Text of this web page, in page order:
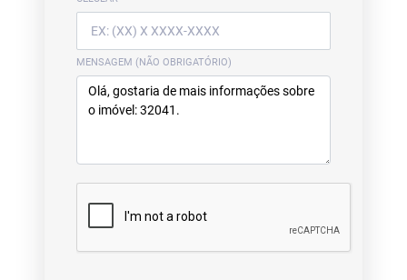
MENSAGEM (NÃO OBRIGATÓRIO)